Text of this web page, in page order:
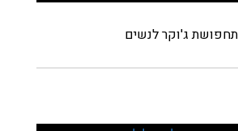
תחפושת ג'וקר לנשים